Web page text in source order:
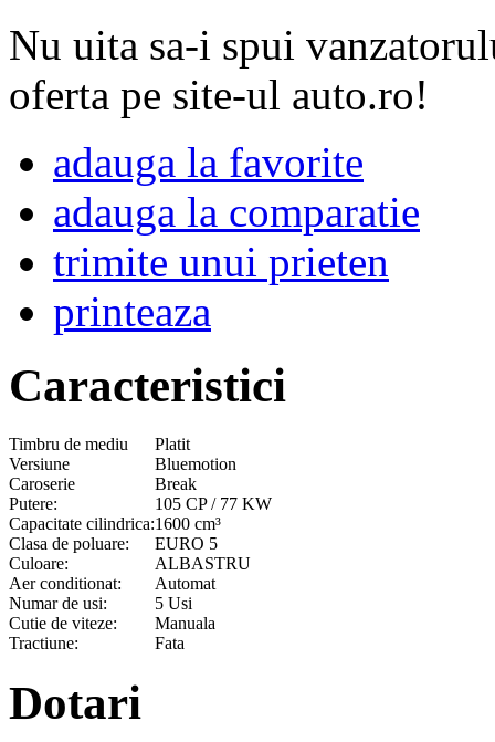
Nu uita sa-i spui
oferta pe site-ul auto.ro!
adauga la favorite
adauga la comparatie
trimite unui prieten
printeaza
Caracteristici
Timbru de mediu
Platit
Versiune
Bluemotion
Caroserie
Break
Putere:
105 CP / 77 KW
Capacitate cilindrica:1600 cm³
Clasa de poluare:
EURO 5
Culoare:
ALBASTRU
Aer conditionat:
Automat
Numar de usi:
5 Usi
Cutie de viteze:
Manuala
Tractiune:
Fata
Dotari